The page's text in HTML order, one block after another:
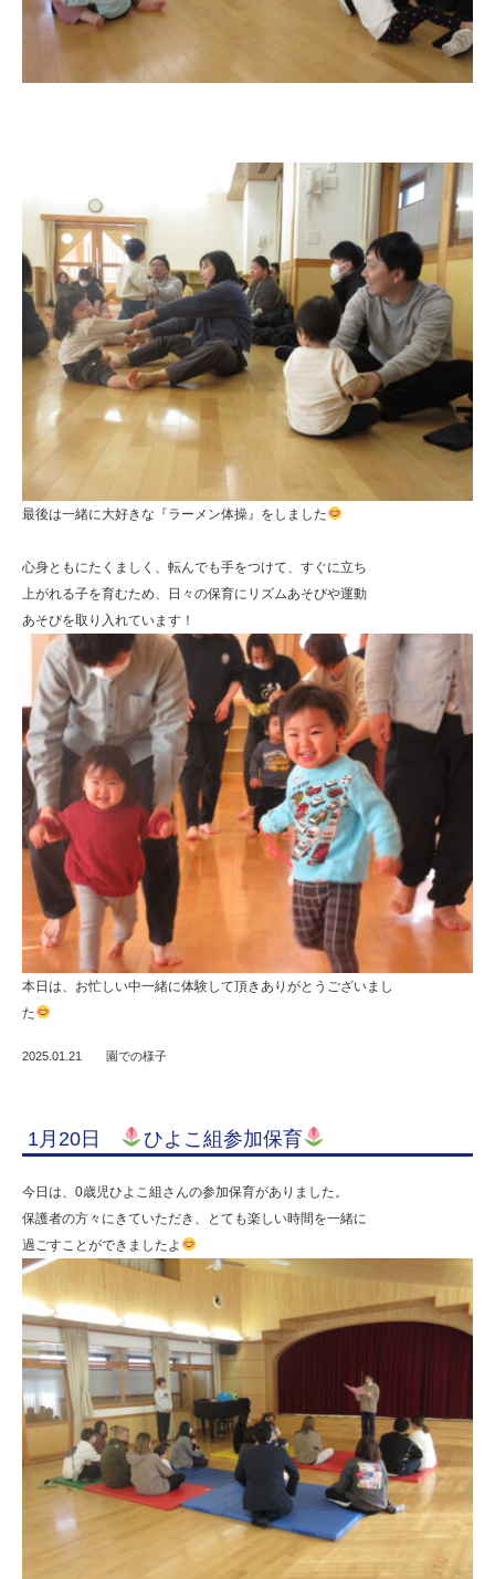
最後は一緒に大好きな『ラーメン体操』をしました
心身ともにたくましく、転んでも手をつけて、すぐに立ち
上がれる子を育むため、日々の保育にリズムあそびや運動
あそびを取り入れています！
本日は、お忙しい中一緒に体験して頂きありがとうございまし
た
2025.01.21 園での様子
1月20日 ひよこ組参加保育
今日は、0歳児ひよこ組さんの参加保育がありました。
保護者の方々にきていただき、とても楽しい時間を一緒に
過ごすことができましたよ